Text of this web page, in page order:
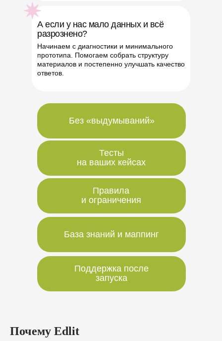
Поддержка после
запуска
Правила
и ограничения
База знаний и маппинг
Тесты
на ваших кейсах
Без «выдумываний»
А если у нас мало данных и всё
разрознено?
Начинаем с диагностики и минимального
прототипа. Помогаем собрать структуру
материалов и постепенно улучшать качество
ответов.
Почему Edlit